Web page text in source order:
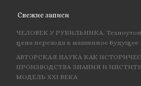
Свежие записи
ЧЕЛОВЕК У РУБИЛЬНИКА.
цена перехода в машинное будущее
АВТОРСКАЯ НАУКА КАК
ПРОИЗВОДСТВА ЗНАНИЯ И
МОДЕЛЬ XXI ВЕКА